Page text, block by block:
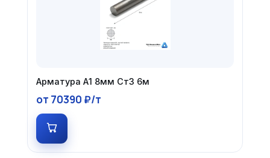
Арматура А1 8мм Ст3 6м
от 70390 ₽/т